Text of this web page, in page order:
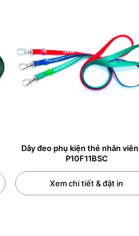
Dây đeo phụ kiện thẻ nhân viên
P10F11BSC
Xem chi tiết & đặt in